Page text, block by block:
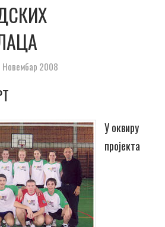
Новембар 2008
У оквиру
пројекта